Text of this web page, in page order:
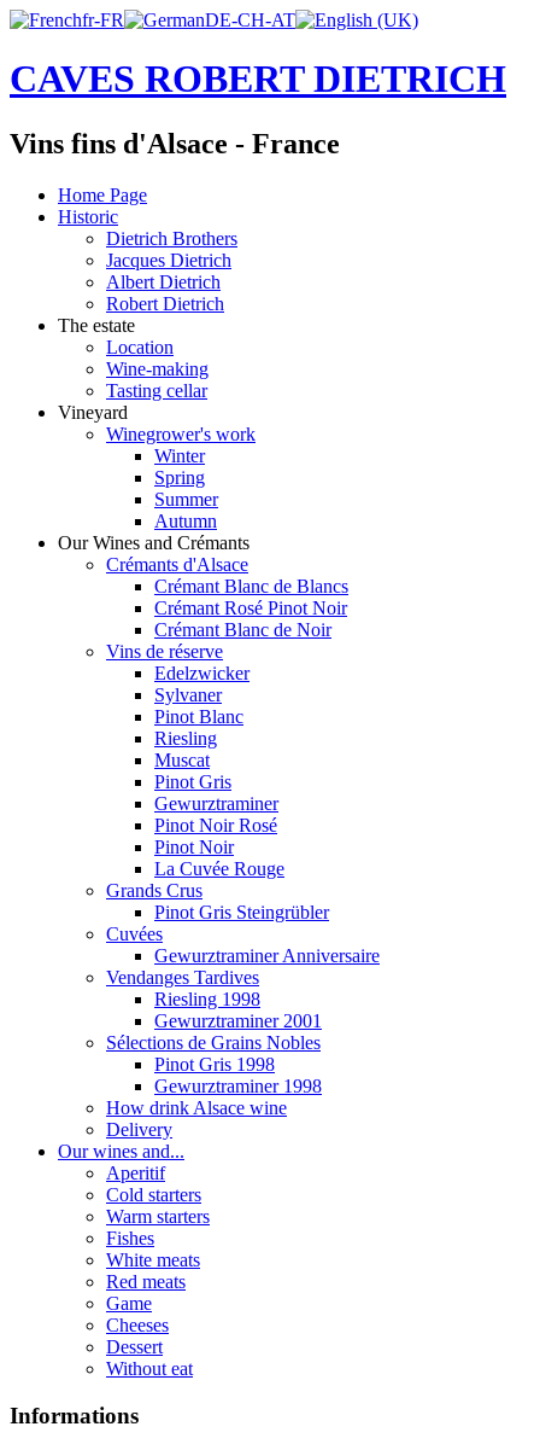
CAVES ROBERT DIETRICH
Vins fins d'Alsace - France
Home Page
Historic
Dietrich Brothers
Jacques Dietrich
Albert Dietrich
Robert Dietrich
The estate
Location
Wine-making
Tasting cellar
Vineyard
Winegrower's work
Winter
Spring
Summer
Autumn
Our Wines and Crémants
Crémants d'Alsace
Crémant Blanc de Blancs
Crémant Rosé Pinot Noir
Crémant Blanc de Noir
Vins de réserve
Edelzwicker
Sylvaner
Pinot Blanc
Riesling
Muscat
Pinot Gris
Gewurztraminer
Pinot Noir Rosé
Pinot Noir
La Cuvée Rouge
Grands Crus
Pinot Gris Steingrübler
Cuvées
Gewurztraminer Anniversaire
Vendanges Tardives
Riesling 1998
Gewurztraminer 2001
Sélections de Grains Nobles
Pinot Gris 1998
Gewurztraminer 1998
How drink Alsace wine
Delivery
Our wines and...
Aperitif
Cold starters
Warm starters
Fishes
White meats
Red meats
Game
Cheeses
Dessert
Without eat
Informations